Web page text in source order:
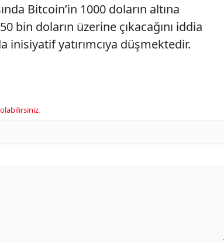
Bitcoin’in 1000 doların altına
bin doların üzerine çıkacağını iddia
yatırımcıya düşmektedir.
.